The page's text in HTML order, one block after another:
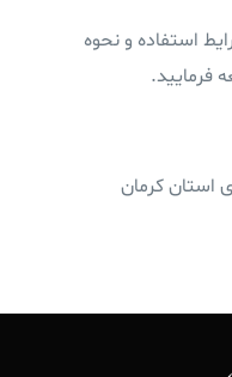
استفاده و نحوه
استان کرمان